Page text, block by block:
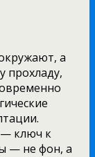
а
прохладу,
— ключ к
— не фон, а